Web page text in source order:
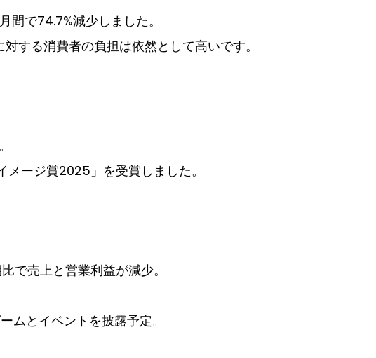
間で74.7%減少しました。
する消費者の負担は依然として高いです。
メージ賞2025」を受賞しました。
で売上と営業利益が減少。
ムとイベントを披露予定。